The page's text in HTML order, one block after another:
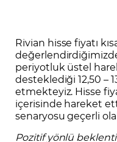
Rivian hisse fiyatı
değerlendirdiğimizde,
periyotluk üstel
desteklediği 12,50 –
etmekteyiz. Hisse
içerisinde hareket
senaryosu geçerli
Pozitif yönlü